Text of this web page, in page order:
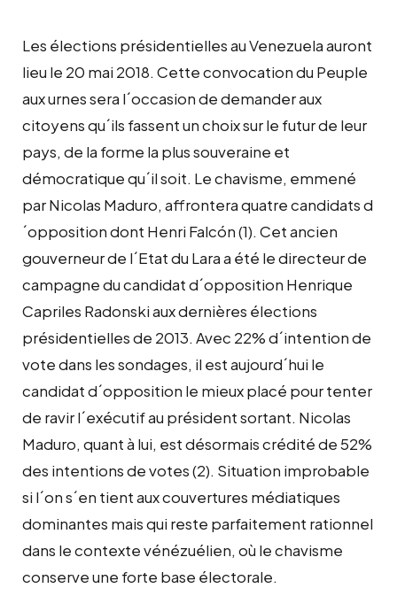
Les élections présidentielles au Venezuela auront
lieu le 20 mai 2018. Cette convocation du Peuple
aux urnes sera l´occasion de demander aux
citoyens qu´ils fassent un choix sur le futur de leur
pays, de la forme la plus souveraine et
démocratique qu´il soit. Le chavisme, emmené
par Nicolas Maduro, affrontera quatre candidats d
´opposition dont Henri Falcón (1). Cet ancien
gouverneur de l´Etat du Lara a été le directeur de
campagne du candidat d´opposition Henrique
Capriles Radonski aux dernières élections
présidentielles de 2013. Avec 22% d´intention de
vote dans les sondages, il est aujourd´hui le
candidat d´opposition le mieux placé pour tenter
de ravir l´exécutif au président sortant. Nicolas
Maduro, quant à lui, est désormais crédité de 52%
des intentions de votes (2). Situation improbable
si l´on s´en tient aux couvertures médiatiques
dominantes mais qui reste parfaitement rationnel
dans le contexte vénézuélien, où le chavisme
conserve une forte base électorale.